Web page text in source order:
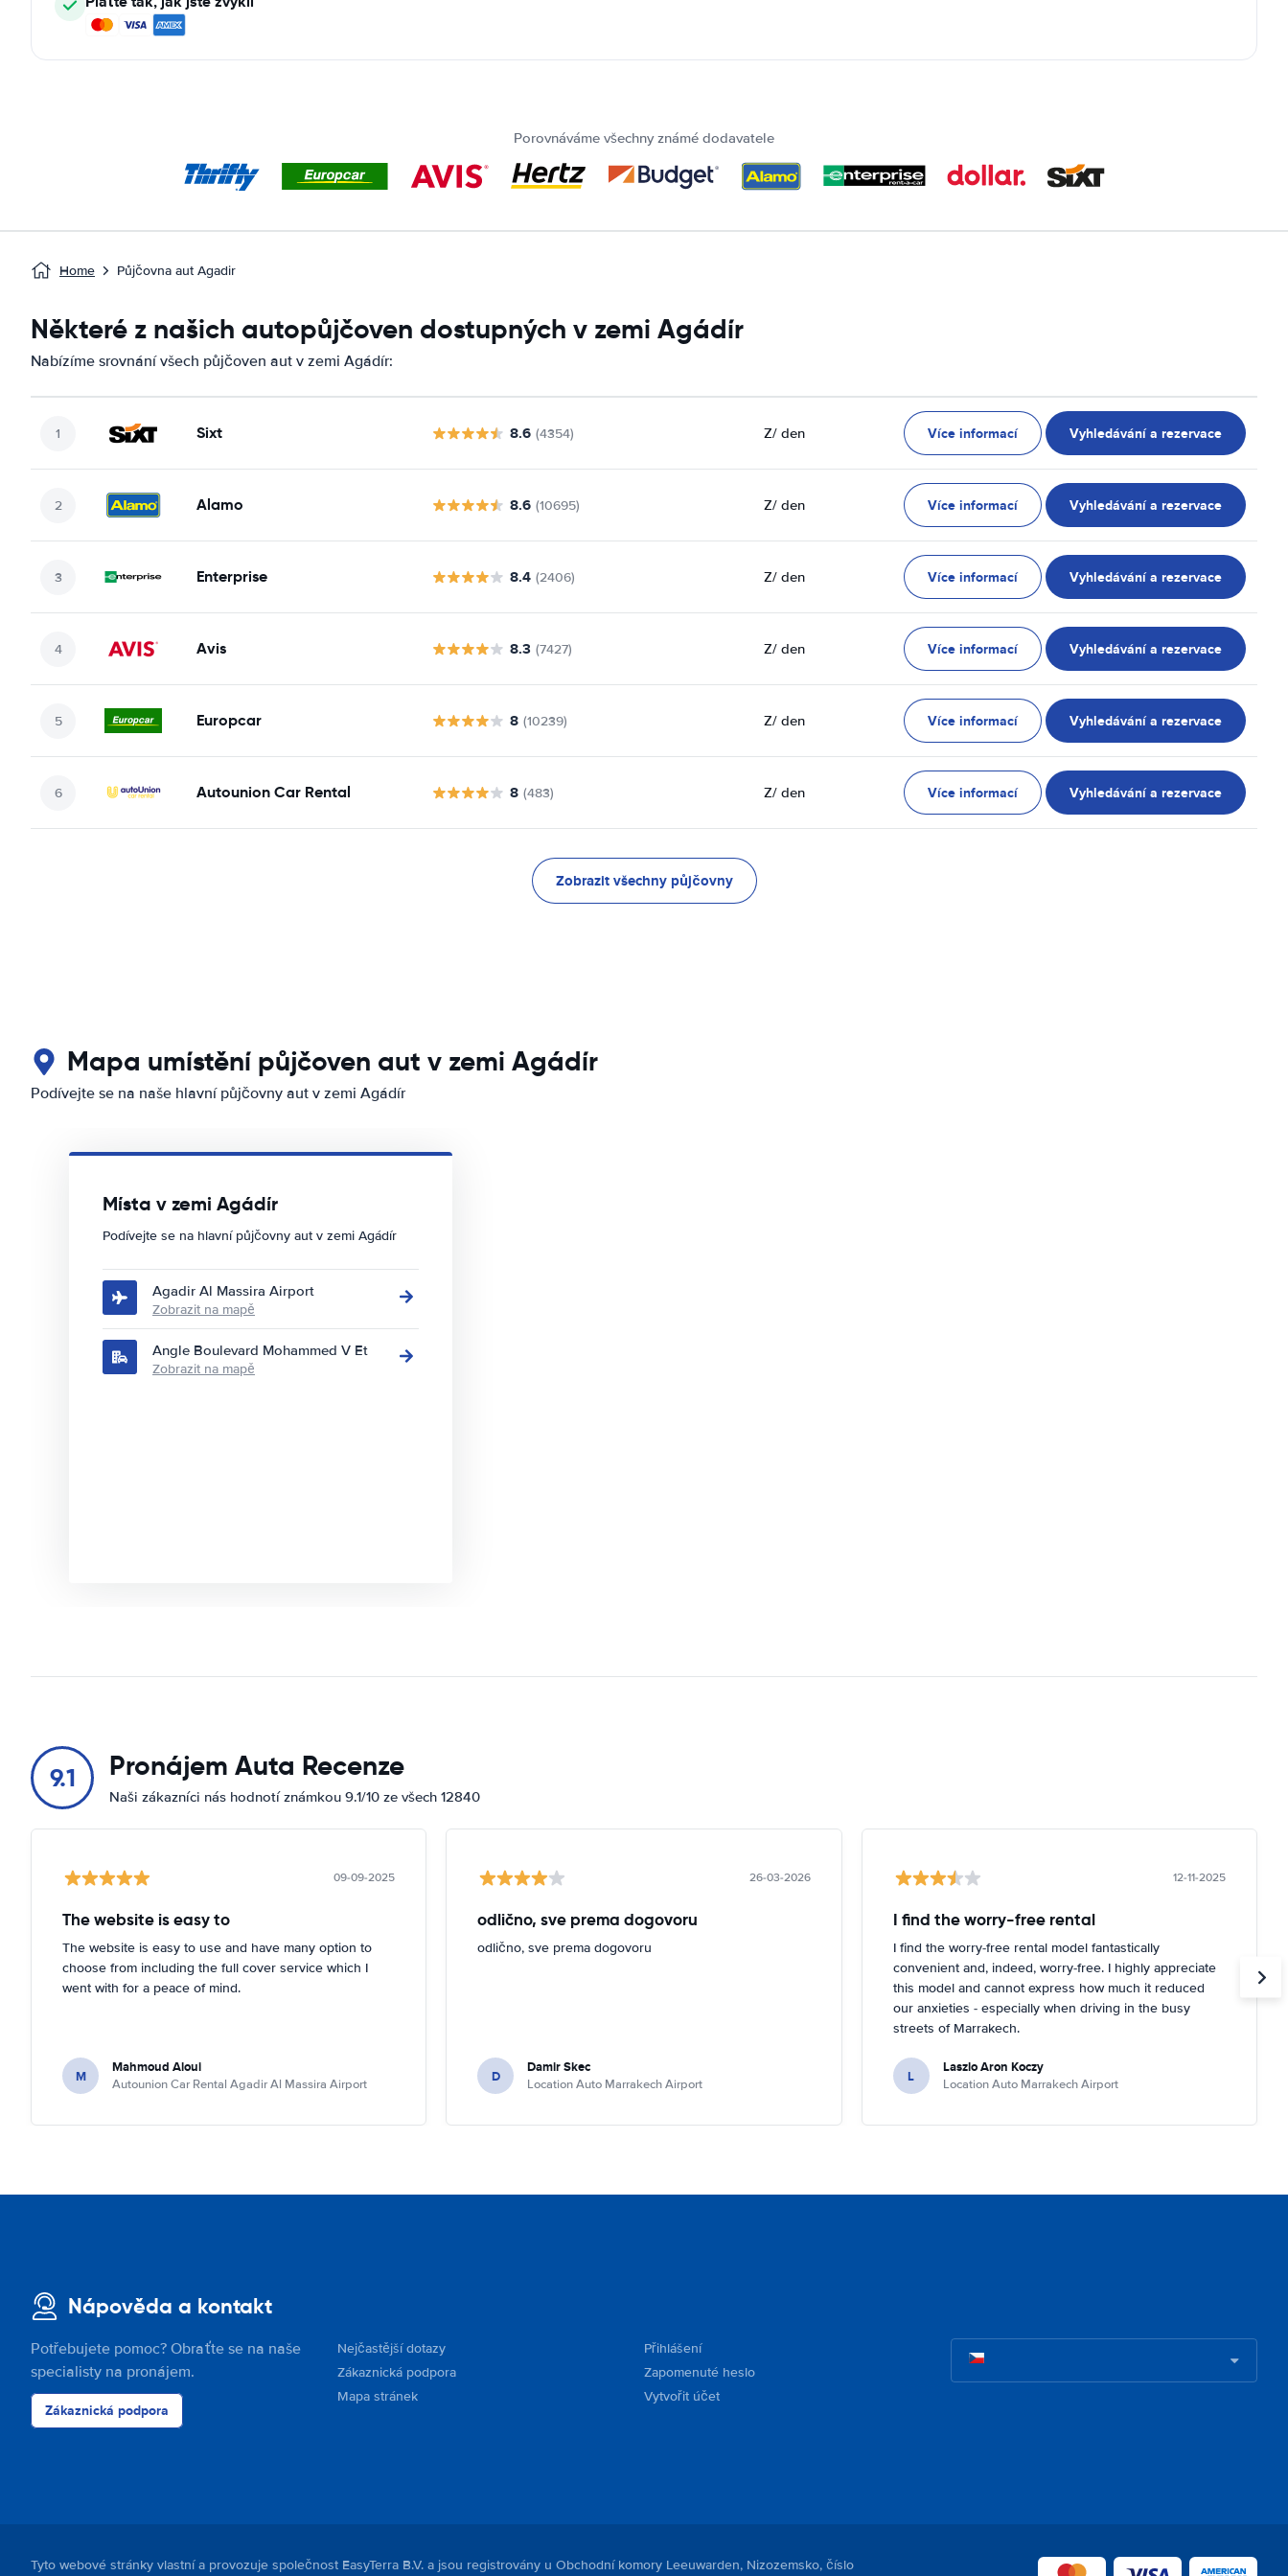
Porovnáváme všechny známé dodavatele
Home Půjčovna aut Agadir
Některé z našich autopůjčoven dostupných v zemi Agádír
Nabízíme srovnání všech půjčoven aut v zemi Agádír:
Sixt 8.6 (4354) Z/ den Více informací Vyhledávání a rezervace
Alamo 8.6 (10695) Z/ den Více informací Vyhledávání a rezervace
Enterprise 8.4 (2406) Z/ den Více informací Vyhledávání a rezervace
Avis 8.3 (7427) Z/ den Více informací Vyhledávání a rezervace
Europcar 8 (10239) Z/ den Více informací Vyhledávání a rezervace
Autounion Car Rental 8 (483) Z/ den Více informací Vyhledávání a rezervace
Zobrazit všechny půjčovny
Mapa umístění půjčoven aut v zemi Agádír
Podívejte se na naše hlavní půjčovny aut v zemi Agádír
Místa v zemi Agádír
Podívejte se na hlavní půjčovny aut v zemi Agádír
Agadir Al Massira Airport
Zobrazit na mapě
Angle Boulevard Mohammed V Et
Zobrazit na mapě
9.1 Pronájem Auta Recenze
Naši zákazníci nás hodnotí známkou 9.1/10 ze všech 12840
09-09-2025
The website is easy to
The website is easy to use and have many option to
choose from including the full cover service which I
went with for a peace of mind.
M Mahmoud Aloui
Autounion Car Rental Agadir Al Massira Airport
26-03-2026
odlično, sve prema dogovoru
odlično, sve prema dogovoru
D Damir Skec
Location Auto Marrakech Airport
12-11-2025
I find the worry-free rental
I find the worry-free rental model fantastically
convenient and, indeed, worry-free. I highly appreciate
this model and cannot express how much it reduced
our anxieties - especially when driving in the busy
streets of Marrakech.
L Laszlo Aron Koczy
Location Auto Marrakech Airport
Nápověda a kontakt
Potřebujete pomoc? Obraťte se na naše
specialisty na pronájem.
Zákaznická podpora
Nejčastější dotazy
Zákaznická podpora
Mapa stránek
Přihlášení
Zapomenuté heslo
Vytvořit účet
Tyto webové stránky vlastní a provozuje společnost EasyTerra B.V. a jsou registrovány u Obchodní komory Leeuwarden, Nizozemsko, číslo